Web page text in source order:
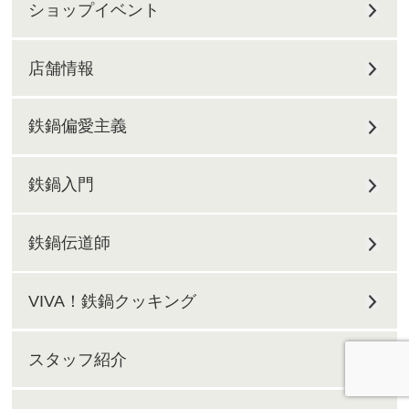
ショップイベント
店舗情報
鉄鍋偏愛主義
鉄鍋入門
鉄鍋伝道師
VIVA！鉄鍋クッキング
スタッフ紹介